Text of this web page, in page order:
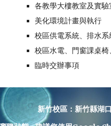
各教學大樓教室及實
美化環境計畫與執行
校區供電系統、排水
校區水電、門窗課桌
臨時交辦事項
新竹校區：新竹縣湖口鄉